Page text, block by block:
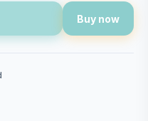
Buy now